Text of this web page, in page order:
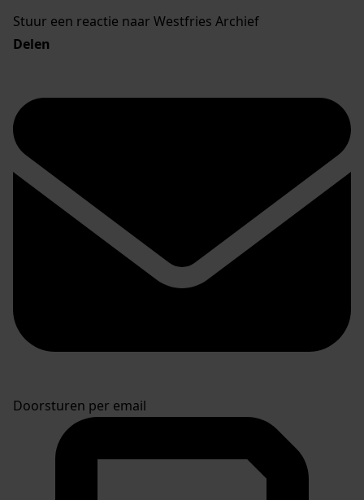
Stuur een reactie naar Westfries Archief
Delen
Doorsturen per email